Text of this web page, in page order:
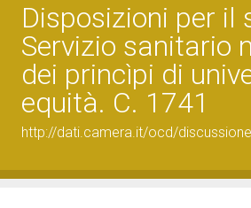
Disposizioni per il
Servizio sanitario
dei princìpi di
equità. C. 1741
http://dati.camera.it/ocd/